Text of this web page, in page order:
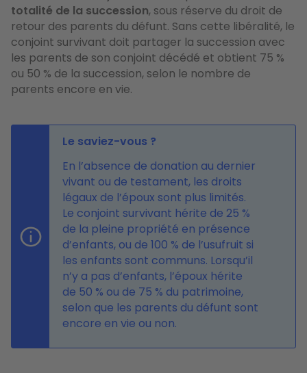
totalité de la succession, sous réserve du droit de
retour des parents du défunt. Sans cette libéralité, le
conjoint survivant doit partager la succession avec
les parents de son conjoint décédé et obtient 75 %
ou 50 % de la succession, selon le nombre de
parents encore en vie.
Le saviez-vous ?
En l’absence de donation au dernier
vivant ou de testament, les droits
légaux de l’époux sont plus limités.
Le conjoint survivant hérite de 25 %
de la pleine propriété en présence
d’enfants, ou de 100 % de l’usufruit si
les enfants sont communs. Lorsqu’il
n’y a pas d’enfants, l’époux hérite
de 50 % ou de 75 % du patrimoine,
selon que les parents du défunt sont
encore en vie ou non.